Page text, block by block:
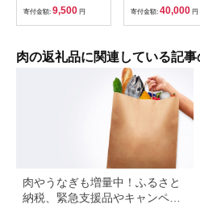
寄付金額: 9,500 円
お肉 ギフト お取り
せ プレゼント 今野
産 福島 bp002-aa
寄付金額: 40,000 円
肉の返礼品に関連している記事
肉やうなぎも増量中！ふるさと
納税、緊急支援品やキャンペー